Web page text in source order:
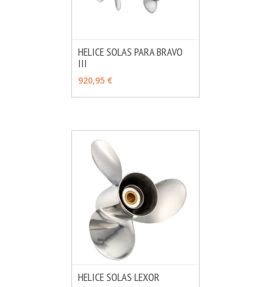
HELICE SOLAS PARA BRAVO
III
920,95 €
HELICE SOLAS LEXOR